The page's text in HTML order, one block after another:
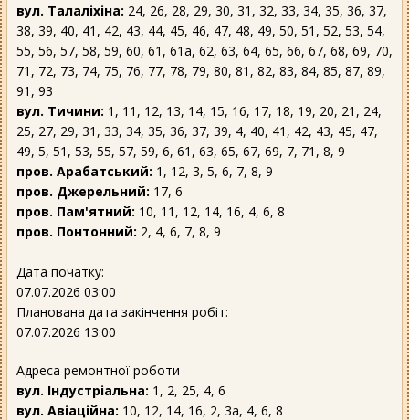
вул. Талаліхіна: 24, 26, 28, 29, 30, 31, 32, 33, 34, 35, 36, 37,
38, 39, 40, 41, 42, 43, 44, 45, 46, 47, 48, 49, 50, 51, 52, 53, 54,
55, 56, 57, 58, 59, 60, 61, 61а, 62, 63, 64, 65, 66, 67, 68, 69, 70,
71, 72, 73, 74, 75, 76, 77, 78, 79, 80, 81, 82, 83, 84, 85, 87, 89,
91, 93
вул. Тичини: 1, 11, 12, 13, 14, 15, 16, 17, 18, 19, 20, 21, 24,
25, 27, 29, 31, 33, 34, 35, 36, 37, 39, 4, 40, 41, 42, 43, 45, 47,
49, 5, 51, 53, 55, 57, 59, 6, 61, 63, 65, 67, 69, 7, 71, 8, 9
пров. Арабатський: 1, 12, 3, 5, 6, 7, 8, 9
пров. Джерельний: 17, 6
пров. Пам'ятний: 10, 11, 12, 14, 16, 4, 6, 8
пров. Понтонний: 2, 4, 6, 7, 8, 9
Дата початку:
07.07.2026 03:00
Планована дата закінчення робіт:
07.07.2026 13:00
Адреса ремонтної роботи
вул. Індустріальна: 1, 2, 25, 4, 6
вул. Авіаційна: 10, 12, 14, 16, 2, 3а, 4, 6, 8